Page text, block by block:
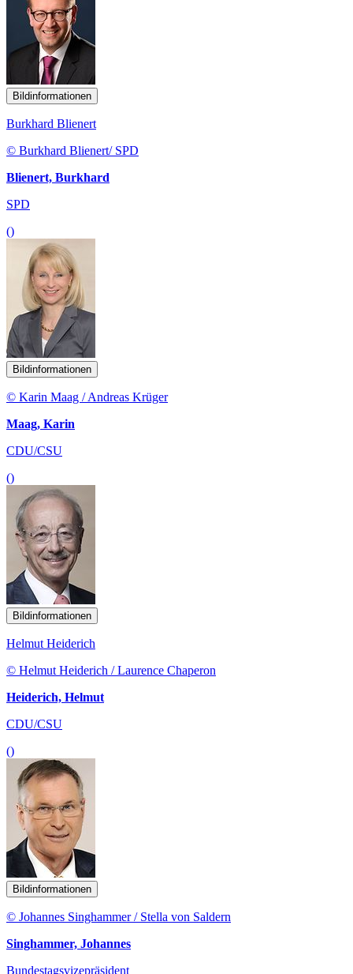
Bildinformationen
Burkhard Blienert
© Burkhard Blienert/ SPD
Blienert, Burkhard
SPD
()
Bildinformationen
© Karin Maag / Andreas Krüger
Maag, Karin
CDU/CSU
()
Bildinformationen
Helmut Heiderich
© Helmut Heiderich / Laurence Chaperon
Heiderich, Helmut
CDU/CSU
()
Bildinformationen
© Johannes Singhammer / Stella von Saldern
Singhammer, Johannes
Bundestagsvizepräsident